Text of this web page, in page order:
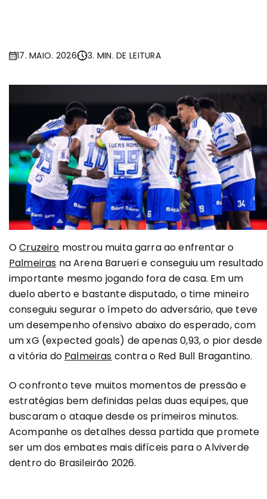
17. MAIO. 2026 3. MIN. DE LEITURA
OCruzeiro mostrou muita garra ao enfrentar o
Palmeiras na Arena Barueri e conseguiu um resultado
importante mesmo jogando fora de casa. Em um
duelo aberto e bastante disputado, o time mineiro
conseguiu segurar o ímpeto do adversário, que teve
um desempenho ofensivo abaixo do esperado, com
um xG (expected goals) de apenas 0,93, o pior desde
a vitória do Palmeiras contra o Red Bull Bragantino.
O confronto teve muitos momentos de pressão e
estratégias bem definidas pelas duas equipes, que
buscaram o ataque desde os primeiros minutos.
Acompanhe os detalhes dessa partida que promete
ser um dos embates mais difíceis para o Alviverde
dentro do Brasileirão 2026.